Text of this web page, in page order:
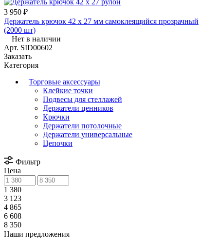
3 950 ₽
Держатель крючок 42 x 27 мм самоклеящийся прозрачный
(2000 шт)
Нет в наличии
Арт. SID00602
Заказать
Категория
Торговые аксессуары
Клейкие точки
Подвесы для стеллажей
Держатели ценников
Крючки
Держатели потолочные
Держатели универсальные
Цепочки
Фильтр
Цена
1 380
3 123
4 865
6 608
8 350
Наши предложения